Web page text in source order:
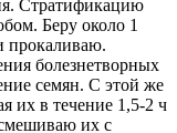
Стратификацию
Беру около 1
прокаливаю.
болезнетворных
семян. С этой же
их в течение 1,5-2 ч
их с